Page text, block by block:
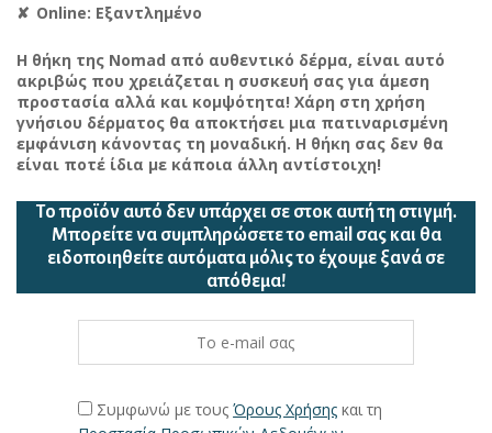
Online: Εξαντλημένο
Η θήκη της Nomad από αυθεντικό δέρμα, είναι αυτό
ακριβώς που χρειάζεται η συσκευή σας για άμεση
προστασία αλλά και κομψότητα! Χάρη στη χρήση
γνήσιου δέρματος θα αποκτήσει μια πατιναρισμένη
εμφάνιση κάνοντας τη μοναδική. Η θήκη σας δεν θα
είναι ποτέ ίδια με κάποια άλλη αντίστοιχη!
Το προϊόν αυτό δεν υπάρχει σε στοκ αυτή τη στιγμή.
Mπορείτε να συμπληρώσετε το email σας και θα
ειδοποιηθείτε αυτόματα μόλις το έχουμε ξανά σε
απόθεμα!
Συμφωνώ με τουςΌρους Χρήσης και τη